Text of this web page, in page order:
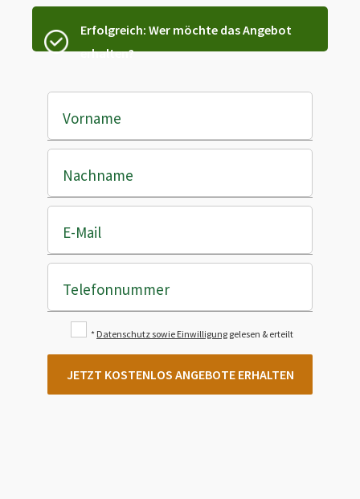
Erfolgreich: Wer möchte das Angebot
erhalten?
Vorname
Nachname
E-Mail
Telefonnummer
* Datenschutz sowie Einwilligung gelesen & erteilt
JETZT KOSTENLOS ANGEBOTE ERHALTEN